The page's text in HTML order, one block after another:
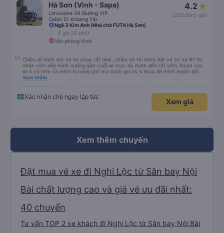
Hà Sơn (Vinh - Sapa)
Limousine 34 Giường VIP
Cabin 21 khoang Vip
4.2
(225 đánh giá)
Ngã 3 Kim Anh (Nhà chờ FUTA Hà Sơn)
6 giờ 25 phút
Văn phòng Vinh
Chiều đi mình đạt vé xe chạy rất okie, chiều về thì mình đặt vé A1 và B1 thì
nhân viên xếp mình xuống gần cuối xe mặc dù mình đến rất sớm. Đoạn này
xe k có rèm và mình bị nắng lắm mà mình gọi nv k thưa để mình muốn đổi
chỗ. Đến Hà Nội mình chuyển sang xe khác cũng của hãng này đi rất thích,
Xem thêm
Xác nhận chỗ ngay lập tức
Xem giá
Xem thêm chuyến
Đặt mua vé xe đi Nghi Lộc từ Sân bay Nội
Bài chất lượng cao và giá vé ưu đãi nhất:
40 chuyến
Tư vấn TOP 2 xe khách đi Nghi Lộc từ Sân bay Nội Bài